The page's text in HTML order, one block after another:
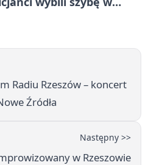
Radiu Rzeszów – koncert
Źródła
Następny >>
w Rzeszowie